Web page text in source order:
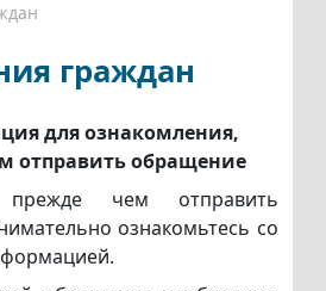
граждан
для ознакомления,
обращение
прежде чем отправить
ознакомьтесь со